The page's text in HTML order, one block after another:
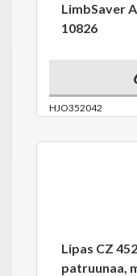
LimbSaver
10826
HJO352042
Lipas CZ
patruunaa,